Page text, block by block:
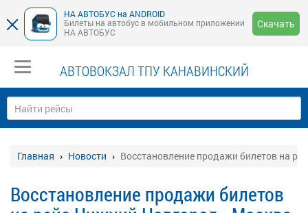
НА АВТОБУС на ANDROID
Билеты на автобус в мобильном приложении
НА АВТОБУС
Скачать
АВТОВОКЗАЛ ТПУ КАНАВИНСКИЙ
Главная Новости Восстановление продажи билетов на
Восстановление продажи билетов